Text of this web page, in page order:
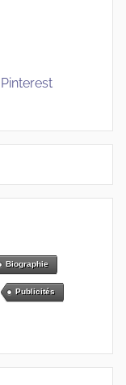
Pinterest
Biographie
Publicités